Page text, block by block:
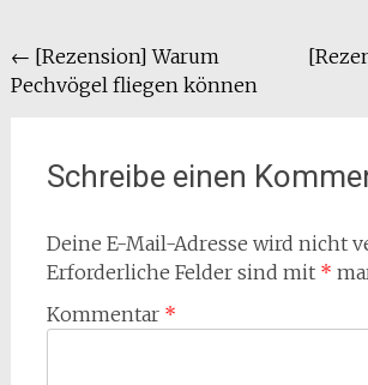
Beitragsnavigation
← [Rezension] Warum
Pechvögel fliegen können
Schreibe einen
Deine E-Mail-Adresse wird nicht
Erforderliche Felder sind mit *
Kommentar *